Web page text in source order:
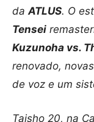
daATLUS. O
Tensei
Kuzunoha vs.
renovado,
de voz e um
Taisho 20, na